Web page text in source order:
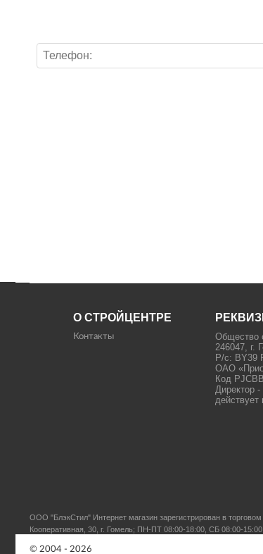
О СТРОЙЦЕНТРЕ
Контакты
Общество
246047, г.
Р/с: BY39
ОАО
Код
Директор -
действует
ООО "БлэкСтил" Интернет магазин зарегистрирован в
Кооперативная, 30, г. Гомель; ПН-ПТ 08:00-18:00, СБ 08:00-
© 2004 - 2026